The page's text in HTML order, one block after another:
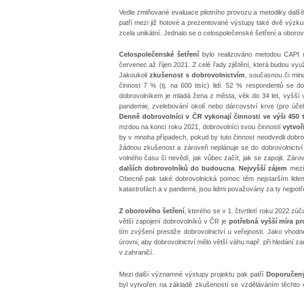
Vedle zmiňované evaluace pilotního provozu a metodiky
patří mezi již hotové a prezentované výstupy také dvě
zcela unikátní. Jednalo se o celospolečenské šetření a
Celospolečenské šetřeníbylo realizováno metodou CAPI
červenec až říjen 2021. Z celé řady zjištění, která budou
Jakoukoli zkušenost s dobrovolnictvím , současnou či
činnost 7 % (tj. na 600 tisíc) lidí. 52 % respondentů se
dobrovolníkem je mladá žena z města, věk do 34 let,
pandemie, zvelebování okolí nebo dárcovství krve (pro
Denně dobrovolníci v ČR vykonají činnosti ve výši 450
mzdou na konci roku 2021, dobrovolníci svou činností
by v mnoha případech, pokud by tuto činnost neodvedli
žádnou zkušenost a zároveň neplánuje se do
volného času či nevědí, jak vůbec začít, jak se zapojit.
dalších dobrovolníků do budoucna
Nejvyšší zájem
Obecně pak také dobrovolnická pomoc těm nejstarším
katastrofách a v pandemii, jsou lidmi považovány za ty
Z oborového šetření , kterého se v 1. čtvrtletí roku 2022
větší zapojení dobrovolníků v ČR je potřebná vyšší míra
tím zvýšení prestiže dobrovolnictví u veřejnosti. Jako
úrovni, aby dobrovolnictví mělo větší váhu např. při hledání
v zahraničí.
Mezi další významné výstupy projektu pak patří
byl vytvořen na základě zkušeností se vzděláváním